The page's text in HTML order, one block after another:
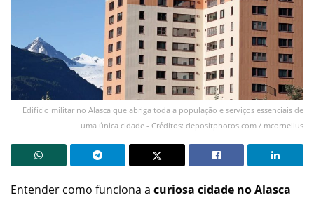
Edifício militar no Alasca que abriga toda a população e serviços essenciais de
uma única cidade - Créditos: depositphotos.com / mcornelius
Entender como funciona a curiosa cidade no Alasca